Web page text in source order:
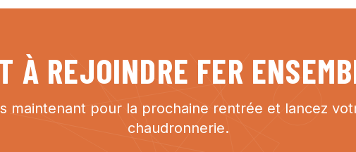
À REJOINDRE FER
maintenant pour la prochaine rentrée et lancez
chaudronnerie.